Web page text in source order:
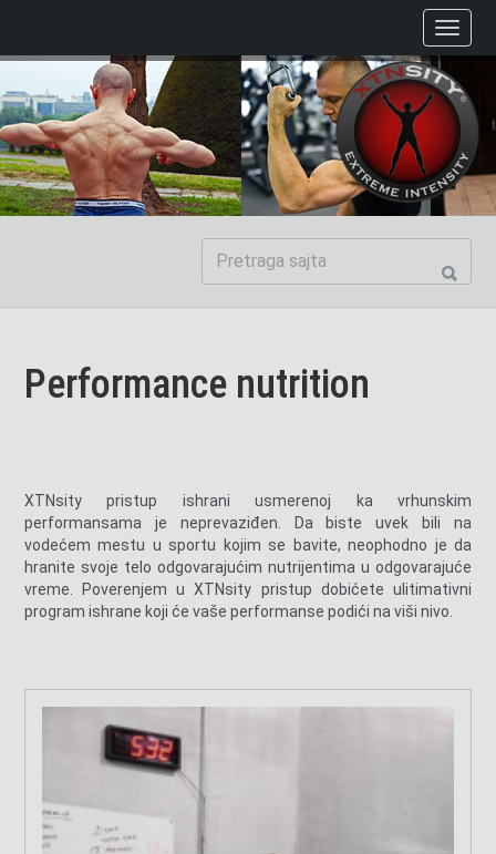
Performance nutrition
XTNsity pristup ishrani usmerenoj ka vrhunskim
performansama je neprevaziđen. Da biste uvek bili na
vodećem mestu u sportu kojim se bavite, neophodno je da
hranite svoje telo odgovarajućim nutrijentima u odgovarajuće
vreme. Poverenjem u XTNsity pristup dobićete ulitimativni
program ishrane koji će vaše performanse podići na viši nivo.